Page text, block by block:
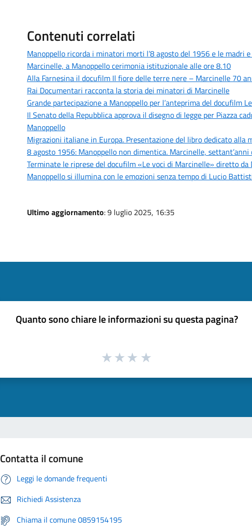
Contenuti correlati
Manoppello ricorda i minatori morti l’8 agosto del 1956 e le madri
Marcinelle, a Manoppello cerimonia istituzionale alle ore 8.10
Alla Farnesina il docufilm Il fiore delle terre nere – Marcinelle 70
Rai Documentari racconta la storia dei minatori di Marcinelle
Grande partecipazione a Manoppello per l’anteprima del docufilm
Il Senato della Repubblica approva il disegno di legge per Piazza
Manoppello
Migrazioni italiane in Europa. Presentazione del libro dedicato
8 agosto 1956: Manoppello non dimentica. Marcinelle, settant’anni
Terminate le riprese del docufilm «Le voci di Marcinelle» diretto da
Manoppello si illumina con le emozioni senza tempo di Lucio
Ultimo aggiornamento: 9 luglio 2025, 16:35
Quanto sono chiare le informazioni su questa pagina?
Contatta il comune
Leggi le domande frequenti
Richiedi Assistenza
Chiama il comune 0859154195